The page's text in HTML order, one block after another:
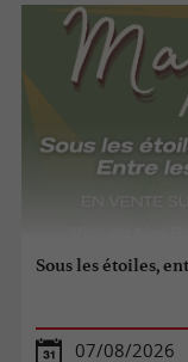
Sous les étoiles,
07/08/2026